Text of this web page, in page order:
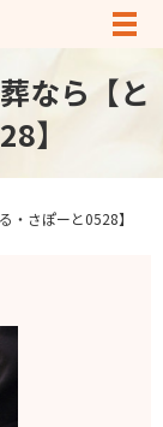
メ
なら【と
】
・さぽーと0528】